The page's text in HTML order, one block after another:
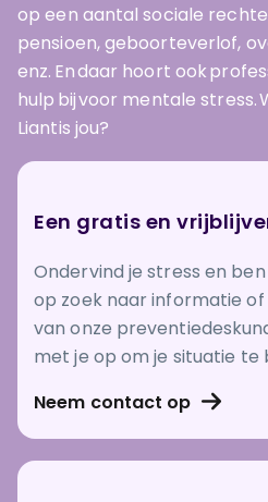
op een aantal sociale
pensioen, geboorteverlof,
enz. En daar hoort ook
hulp bij voor mentale stress.
Liantis jou?
Een gratis en
Ondervind je stress en
op zoek naar informatie of
van onze
met je op om je situatie te
Neem contact op